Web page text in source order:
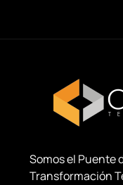
Somos el Puente
Transformación